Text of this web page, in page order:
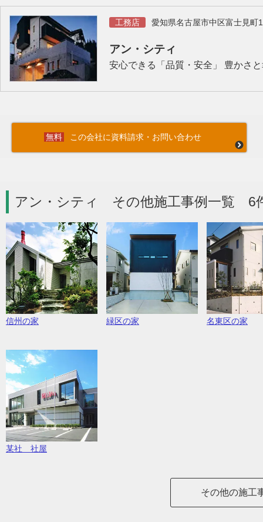
工務店 愛知県名古屋市中区富士見町
アン・シティ
安心できる「品質・安全」 豊かさ
この会社に資料請求・お問い合わせ
アン・シティ その他施工事例一覧 6
信州の家 緑区の家 名東区の家
某社 社屋
その他の施工